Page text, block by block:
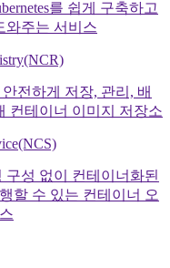
를 쉽게 구축하고
와주는 서비스
전하게 저장, 관리, 배
컨테이너 이미지 저장소
구성 없이 컨테이너화된
할 수 있는 컨테이너 오